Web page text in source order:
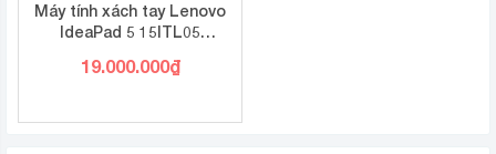
Máy tính xách tay Lenovo
IdeaPad 5 15ITL05
1135G7/ 8GB/ 512GB SSD/
19.000.000₫